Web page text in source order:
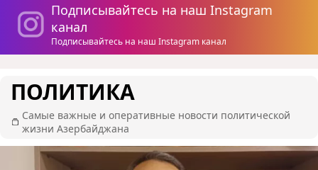
Подписывайтесь на наш Instagram
канал
Подписывайтесь на наш Instagram канал
ПОЛИТИКА
Самые важные и оперативные новости политической
жизни Азербайджана